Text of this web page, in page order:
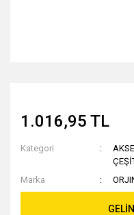
1.016,95 TL
Kategori
Marka